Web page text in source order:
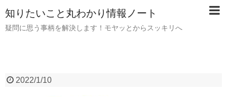
知りたいこと丸わかり情報ノート
疑問に思う事柄を解決します！モヤッとからスッキリへ
2022/1/10